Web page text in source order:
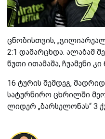
ცნობისთვის,
2:1 დამარცხდა. ალაბამ
წუთი ითამაშა, ჩუამენი
16 ტურის შემდეგ,
სატურნირო ცხრილში
ლიდერ „ბარსელონას“ 3